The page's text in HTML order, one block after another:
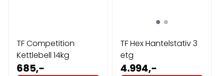
TF Competition
Kettlebell 14kg
685,-
TF Hex Hantelstativ 3
etg
4.994,-